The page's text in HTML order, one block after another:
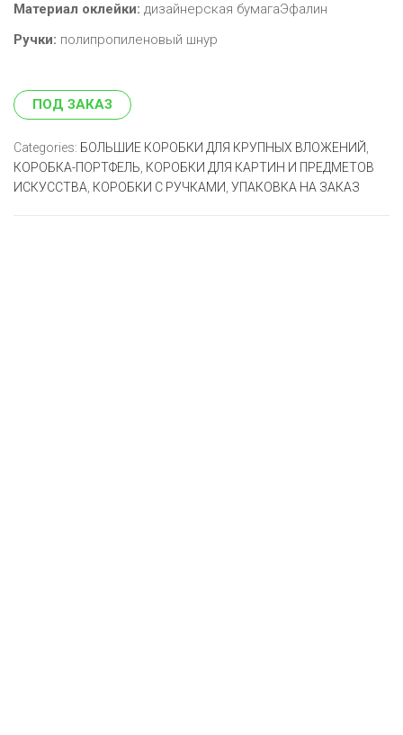
Материал оклейки: дизайнерская бумагаЭфалин
Ручки: полипропиленовый шнур
ПОД ЗАКАЗ
Categories: БОЛЬШИЕ КОРОБКИ ДЛЯ КРУПНЫХ ВЛОЖЕНИЙ,
КОРОБКА-ПОРТФЕЛЬ, КОРОБКИ ДЛЯ КАРТИН И ПРЕДМЕТОВ
ИСКУССТВА, КОРОБКИ С РУЧКАМИ, УПАКОВКА НА ЗАКАЗ